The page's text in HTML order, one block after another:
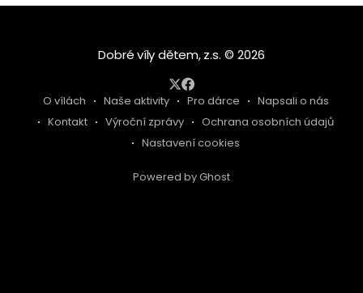
domovů ze Zvíkovského Podhradí, Olomouce,
Dobré víly dětem © 2026
O vílách Naše aktivity Pro dárce
Napsali o nás
Kontakt
Výroční zprávy
Ochrana osobních údajů
Nastavení cookies
Powered by Ghost